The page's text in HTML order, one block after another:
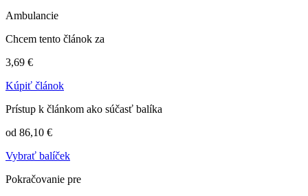
Ambulancie
Chcem tento článok za
3,69 €
Kúpiť článok
Prístup k článkom ako súčasť balíka
od 86,10 €
Vybrať balíček
Pokračovanie pre